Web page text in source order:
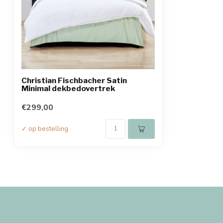
Christian Fischbacher Satin
Minimal dekbedovertrek
€299,00
✓ op bestelling